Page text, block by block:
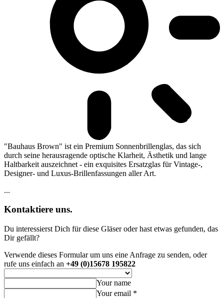
"Bauhaus Brown" ist ein Premium Sonnenbrillenglas, das sich
durch seine herausragende optische Klarheit, Ästhetik und lange
Haltbarkeit auszeichnet - ein exquisites Ersatzglas für Vintage-,
Designer- und Luxus-Brillenfassungen aller Art.
...
Kontaktiere uns.
Du interessierst Dich für diese Gläser oder hast etwas gefunden, das
Dir gefällt?
Verwende dieses Formular um uns eine Anfrage zu senden, oder
rufe uns einfach an +49 (0)15678 195822
Your name
Your email *